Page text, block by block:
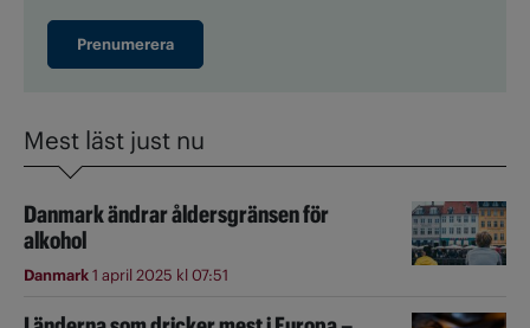
Prenumerera
Mest läst just nu
Danmark ändrar åldersgränsen för
alkohol
Danmark1 april 2025 kl 07:51